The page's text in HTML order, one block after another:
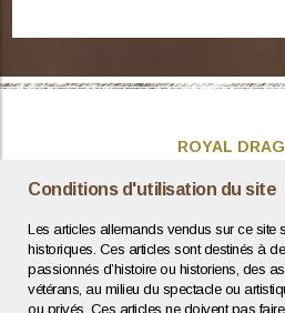
Conditions d'utilisation du site
Les articles allemands vendus sur ce site
historiques. Ces articles sont destinés à
passionnés d’histoire ou historiens, des
vétérans, au milieu du spectacle ou
ou privés. Ces articles ne doivent pas
ROYAL
Présentation
Contact /
INFOS